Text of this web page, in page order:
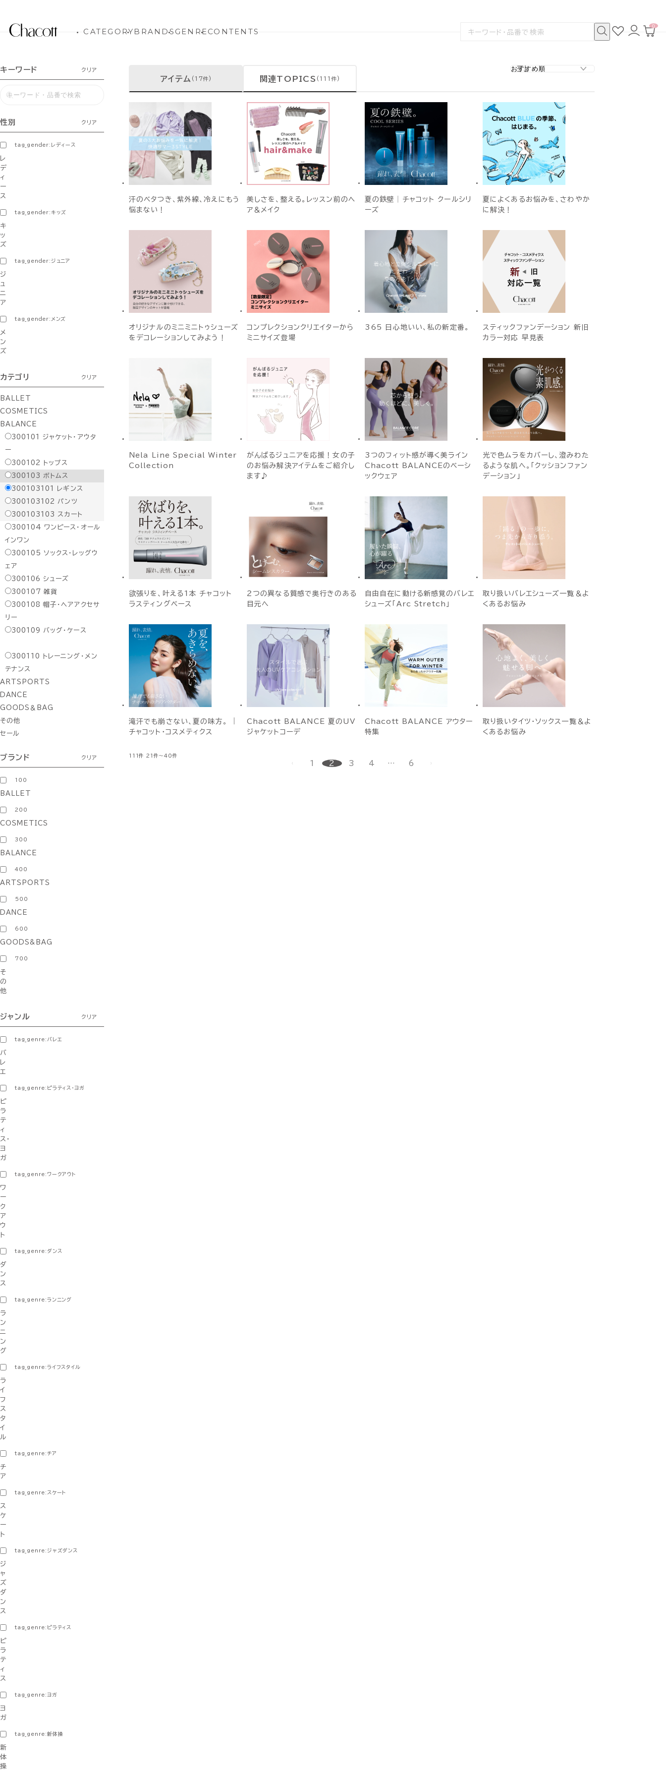
CATEGORYBRANDSGENRECONTENTS
検
お
気
ロ
グ
カ
0
キーワード クリア
性別 クリア
tag_gender:レディース
レ
デ
ィ
ー
ス
tag_gender:キッズ
キ
ッ
ズ
tag_gender:ジュニア
ジ
ュ
ニ
ア
tag_gender:メンズ
メ
ン
ズ
カテゴリ クリア
BALLET
COSMETICS
BALANCE
300101
ジャケット・アウタ
ー
300102
トップス
300103
ボトムス
300103101
レギンス
300103102
パンツ
300103103
スカート
300104
ワンピース・オール
インワン
300105
ソックス・レッグウ
ェア
300106 シューズ
300107 雑貨
300108 帽子・ヘアアクセサ
リー
300109
バッグ・ケース
300110
トレーニング・メン
テナンス
ARTSPORTS
DANCE
GOODS＆BAG
その他
セール
ブランド クリア
100
BALLET
200
COSMETICS
300
BALANCE
400
ARTSPORTS
500
DANCE
600
GOODS&BAG
700
そ
の
他
ジャンル クリア
tag_genre:バレエ
バ
レ
エ
tag_genre:ピラティス・ヨガ
ピ
ラ
テ
ィ
ス・
ヨ
ガ
tag_genre:ワークアウト
ワ
ー
ク
ア
ウ
ト
tag_genre:ダンス
ダ
ン
ス
tag_genre:ランニング
ラ
ン
ニ
ン
グ
tag_genre:ライフスタイル
ラ
イ
フ
ス
タ
イ
ル
tag_genre:チア
チ
ア
tag_genre:スケート
ス
ケ
ー
ト
tag_genre:ジャズダンス
ジ
ャ
ズ
ダ
ン
ス
tag_genre:ピラティス
ピ
ラ
テ
ィ
ス
tag_genre:ヨガ
ヨ
ガ
tag_genre:新体操
新
体
操
アイテム (17件) 関連TOPICS (111件)
汗のベタつき、紫外線、冷えにもう
悩まない！
美しさを、整える。レッスン前のヘ
ア＆メイク
夏の鉄壁│チャコット クールシリ
ーズ
夏によくあるお悩みを、さわやか
に解決！
オリジナルのミニミニトゥシューズ
をデコレーションしてみよう！
コンプレクションクリエイターから
ミニサイズ登場
365 日心地いい、私の新定番。
スティックファンデーション 新旧
カラー対応 早見表
Nela Line Special Winter
Collection
がんばるジュニアを応援！女の子
のお悩み解決アイテムをご紹介し
ます♪
3つのフィット感が導く美ライン
Chacott BALANCEのベーシ
ックウェア
光で色ムラをカバーし、澄みわた
るような肌へ。「クッションファン
デーション」
欲張りを、叶える1本 チャコット
ラスティングベース
２つの異なる質感で奥行きのある
目元へ
自由自在に動ける新感覚のバレエ
シューズ「Arc Stretch」
取り扱いバレエシューズ一覧＆よ
くあるお悩み
滝汗でも崩さない、夏の味方。 ｜
チャコット・コスメティクス
Chacott BALANCE 夏のUV
ジャケットコーデ
Chacott BALANCE アウター
特集
取り扱いタイツ・ソックス一覧＆よ
くあるお悩み
111件 21件～40件
1 2 3 4 … 6